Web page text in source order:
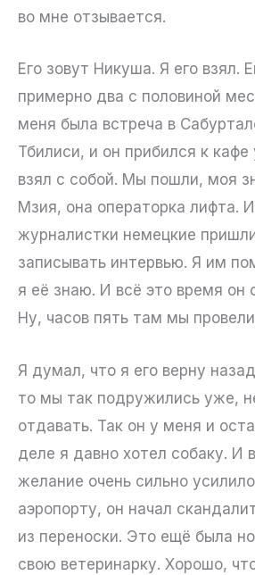
во мне отзывается.
Его зовут Никуша. Я его взял.
примерно два с половиной
меня была встреча в
Тбилиси, и он прибился к кафе
взял с собой. Мы пошли, моя
Мзия, она операторка лифта.
журналистки немецкие
записывать интервью. Я им
я её знаю. И всё это время он
Ну, часов пять там мы
Я думал, что я его верну
то мы так подружились уже,
отдавать. Так он у меня и
деле я давно хотел собаку. И
желание очень сильно
аэропорту, он начал
из переноски. Это ещё была
свою ветеринарку. Хорошо,